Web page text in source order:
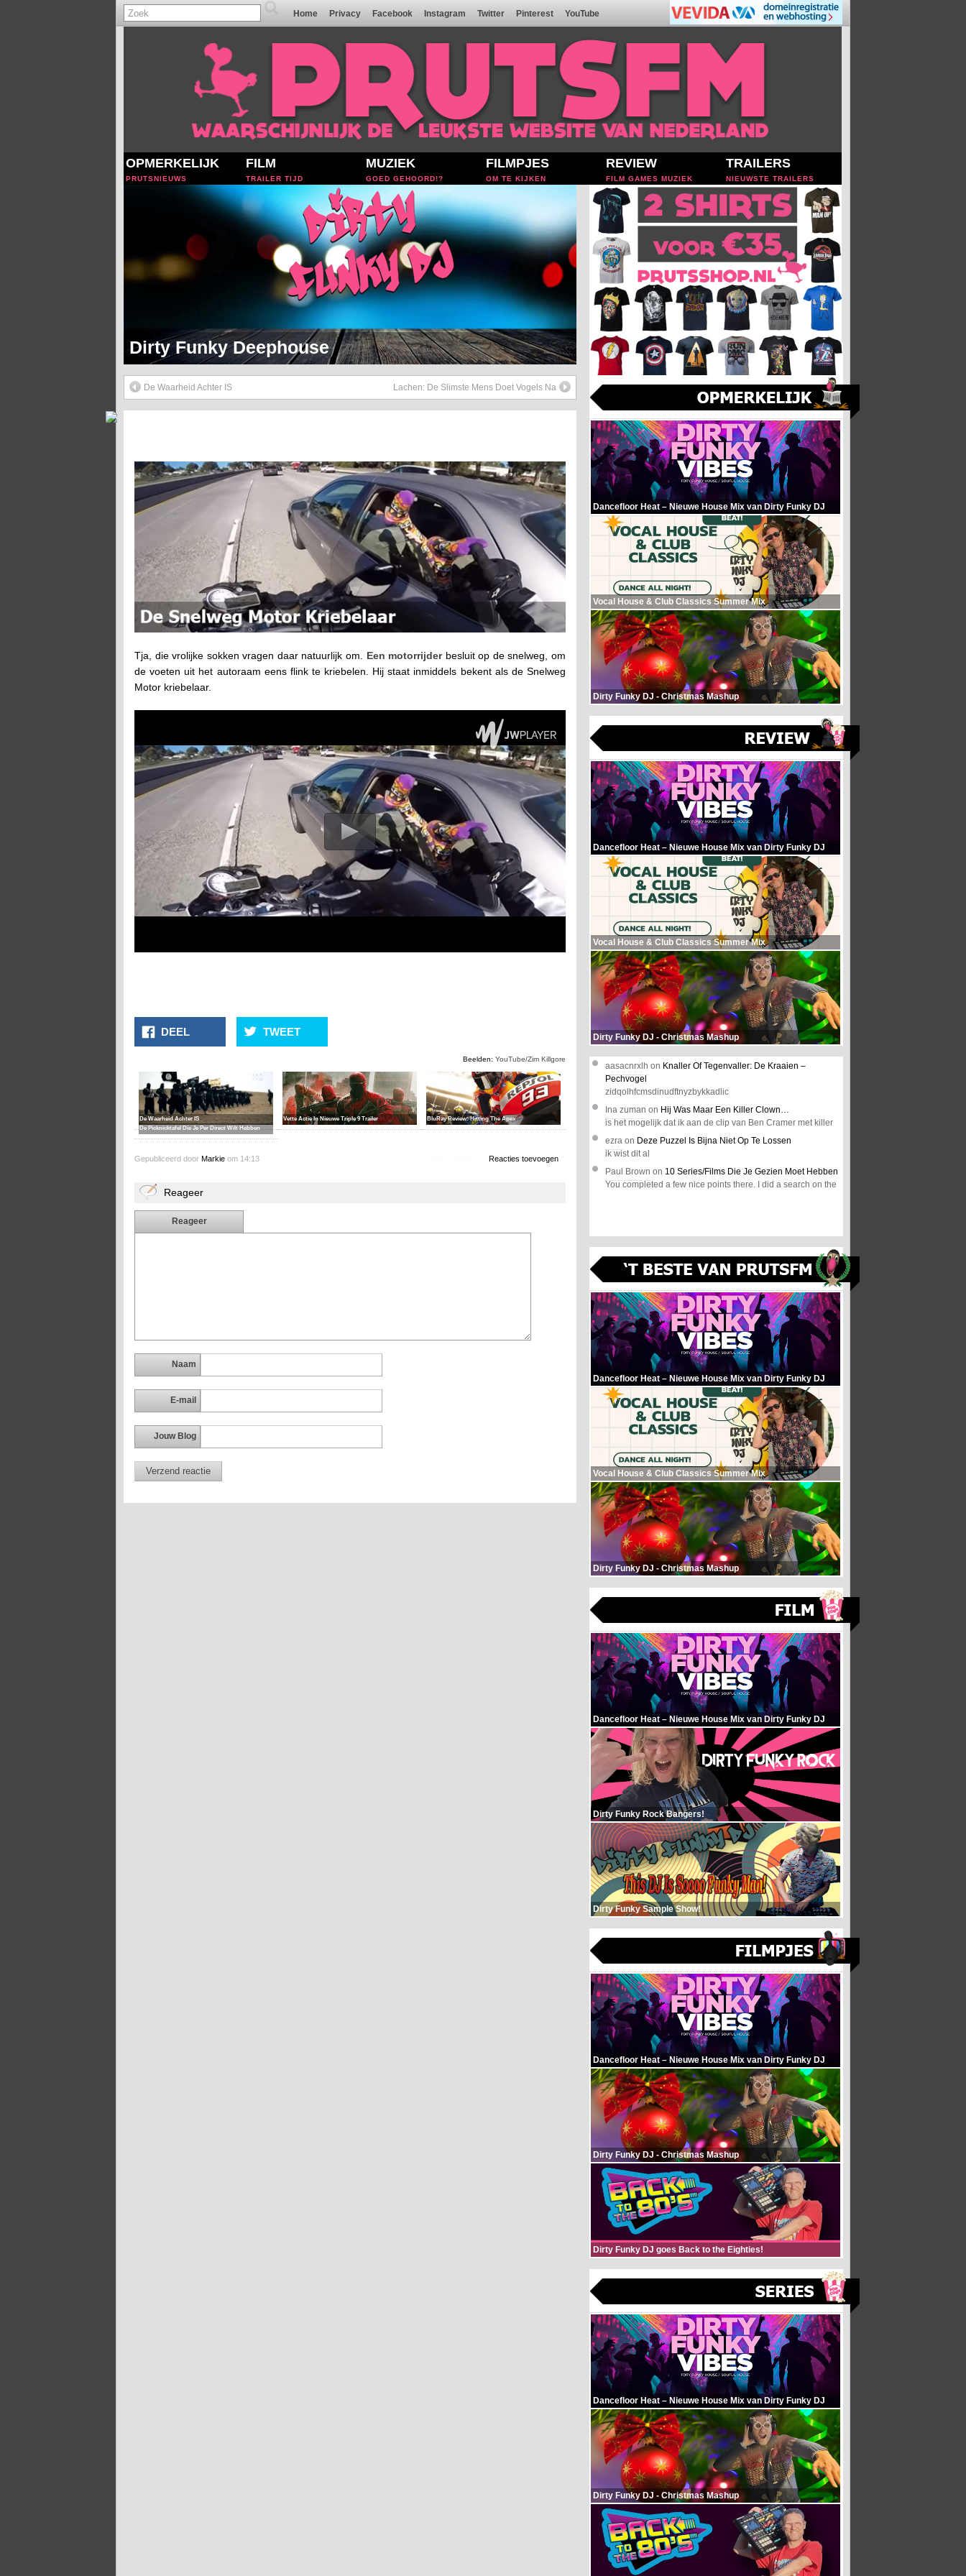
Home Privacy Facebook Instagram Twitter Pinterest YouTube
OPMERKELIJK
PRUTSNIEUWS
FILM
TRAILER TIJD
MUZIEK
GOED GEHOORD!?
FILMPJES
OM TE KIJKEN
REVIEW
FILM GAMES MUZIEK
TRAILERS
NIEUWSTE TRAILERS
Dirty Funky 90's Hip Hop Beats
De Waarheid Achter IS Lachen: De Slimste Mens Doet Vogels Na
Tja, die vrolijke sokken vragen daar natuurlijk om. Een motorrijderbesluit op de snelweg, om
de voeten uit het autoraam eens flink te kriebelen. Hij staat inmiddels bekent als de Snelweg
Motor kriebelaar.
DEEL TWEET
Beelden: YouTube/Zim Killgore
De Waarheid Achter IS Vette Actie In Nieuwe Triple 9 Trailer
BluRay Review: Hitting The Apex
De Picknicktafel Die Je Per Direct Wilt Hebben
Gepubliceerd door Markie om 14:13 Reacties toevoegen
Reageer
Reageer
Naam
E-mail
Jouw Blog
Dancefloor Heat – Nieuwe House Mix van Dirty Funky DJ
Vocal House & Club Classics Summer Mix
Dirty Funky DJ - Christmas Mashup
Dancefloor Heat – Nieuwe House Mix van Dirty Funky DJ
Vocal House & Club Classics Summer Mix
Dirty Funky DJ - Christmas Mashup
aasacnrxlh on Knaller Of Tegenvaller: De Kraaien –
Pechvogel
zidqolhfcmsdinudftnyzbykkadlic
Ina zuman on Hij Was Maar Een Killer Clown…
is het mogelijk dat ik aan de clip van Ben Cramer met killer
ezra on Deze Puzzel Is Bijna Niet Op Te Lossen
ik wist dit al
Paul Brown on 10 Series/Films Die Je Gezien Moet Hebben
You completed a few nice points there. I did a search on the
Dancefloor Heat – Nieuwe House Mix van Dirty Funky DJ
Vocal House & Club Classics Summer Mix
Dirty Funky DJ - Christmas Mashup
Dancefloor Heat – Nieuwe House Mix van Dirty Funky DJ
Dirty Funky Rock Bangers!
Dirty Funky Sample Show!
Dancefloor Heat – Nieuwe House Mix van Dirty Funky DJ
Dirty Funky DJ - Christmas Mashup
Dirty Funky DJ goes Back to the Eighties!
Dancefloor Heat – Nieuwe House Mix van Dirty Funky DJ
Dirty Funky DJ - Christmas Mashup